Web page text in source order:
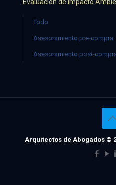
Todo
Asesoramiento pre-compra
Asesoramiento post-
Arquitectos de Abogados ©